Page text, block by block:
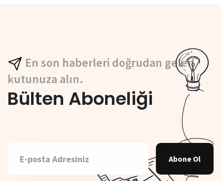
En son haberleri doğrudan gelen
kutunuza alın.
Bülten Aboneliği
Abone Ol